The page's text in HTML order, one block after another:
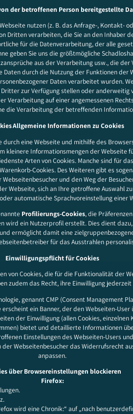
der betroffenen Person bereitgestellte
nutzen (z. B. das Anfrage-, Kontakt-
Dritten verarbeiten, die Sie an den Inhaber
für die Datenverarbeitung, der alle
geben Sie uns die größtmögliche
aus der Verarbeitung usw., die
Daten durch die Nutzung der Funktionen der
Daten verarbeitet wurden.
zur Verfügung stellen oder anderweitig
Verarbeitung auf einer angemessenen
die Verarbeitung der betreffenden
Allgemeine Informationen zu Cookies
durch eine Webseite und mithilfe des
kleinere Informationsmengen der Webseite
Arten von Cookies. Manche sind für
Cookies. Des Weiteren gibt es
und den Weg der
Webseite, sich an Ihre getroffene Auswahl
automatische Sprachvoreinstellung einer
Profilierungs-Cookies, die
wird ein Nutzerprofil erstellt. Dies dient
ermöglicht damit eine
für das Ausstrahlen
Einwilligungspflicht für Cookies
von Cookies, die für die Funktionalität der
zudem das Recht, ihre Einwilligung
genannt CMP (Consent Management
ein Banner, der den Webseiten-User
der Einwilligung (allen Cookies, einzelnen
bietet und detaillierte Informationen
Einstellungen des Webseiten-Users
Webseitenbesucher das Widerrufsrecht
anpassen.
über Browsereinstellungen blockieren
Firefox:
wird eine Chronik:“ auf „nach